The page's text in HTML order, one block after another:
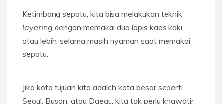
Ketimbang sepatu, kita bisa melakukan teknik
layering dengan memakai dua lapis kaos kaki
atau lebih, selama masih nyaman saat memakai
sepatu.
Jika kota tujuan kita adalah kota besar seperti
Seoul, Busan, atau Daegu, kita tak perlu khawatir